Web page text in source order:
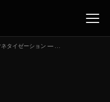
モバイルアプリのマネタイゼーション — IAP、サブスクリプション、広告、フリーミアムを解説